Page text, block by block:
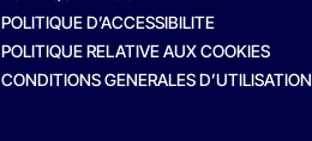
POLITIQUE D’ACCESSIBILITE
POLITIQUE RELATIVE AUX COOKIES
CONDITIONS GENERALES D’UTILISATION